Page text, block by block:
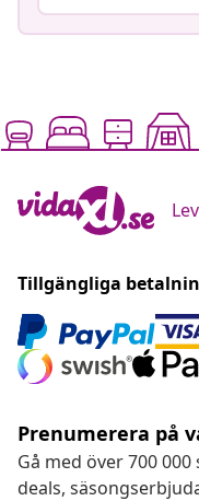
Tillgängliga
Prenumerera på
Gå med över 700
deals,